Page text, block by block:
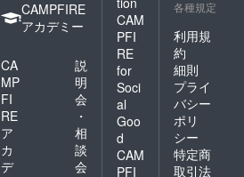
CAMPFIRE
アカデミー
CA
MP
FI
RE
ア
カ
デ
説
明
会
・
相
談
会
CAM
PFI
RE
for
Soci
al
Goo
d
CAM
PFI
各種規定
利用規
約
細則
プライ
バシー
ポリ
シー
特定商
取引法